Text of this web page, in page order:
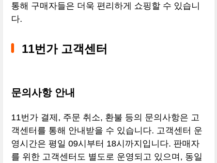
통해 구매자들은 더욱 편리하게 쇼핑할 수 있습니
다.
11번가 고객센터
문의사항 안내
11번가 결제, 주문 취소, 환불 등의 문의사항은 고
객센터를 통해 안내받을 수 있습니다. 고객센터 운
영시간은 평일 09시부터 18시까지입니다. 판매자
를 위한 고객센터도 별도로 운영되고 있으며, 동일